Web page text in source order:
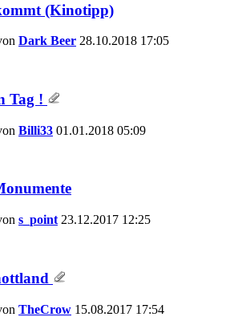
(Kinotipp)
Dark Beer 28.10.2018 17:05
Tag !
Billi33 01.01.2018 05:09
s_point 23.12.2017 12:25
TheCrow 15.08.2017 17:54